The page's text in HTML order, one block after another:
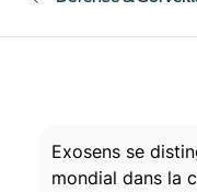
Exosens se
mondial dans la